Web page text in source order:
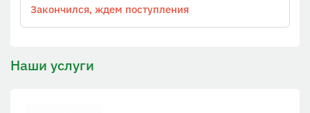
Закончился, ждем поступления
Наши услуги